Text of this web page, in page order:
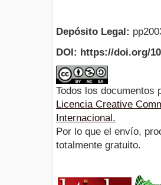
Depósito Legal:
DOI: https://doi.org/
Todos los documentos
Licencia Creative
Internacional.
Por lo que el envío,
totalmente gratuito.